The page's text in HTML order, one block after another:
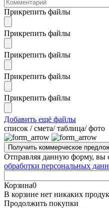
Прикрепить файлы
Прикрепить файлы
Прикрепить файлы
Прикрепить файлы
Прикрепить файлы
Добавить ещё файлы
cписок / смета/ таблица/ фото
Отправляя данную форму, вы
обработки персональных
Корзина0
В корзине нет никаких
Продолжить покупки